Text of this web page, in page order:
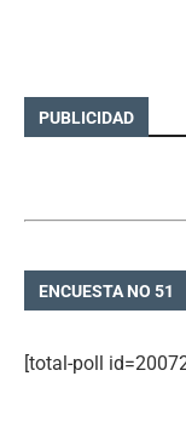
PUBLICIDAD
ENCUESTA NO 51
[total-poll